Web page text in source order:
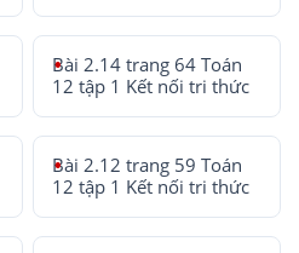
Bài 2.14 trang 64 Toán
12 tập 1 Kết nối tri thức
Bài 2.12 trang 59 Toán
12 tập 1 Kết nối tri thức